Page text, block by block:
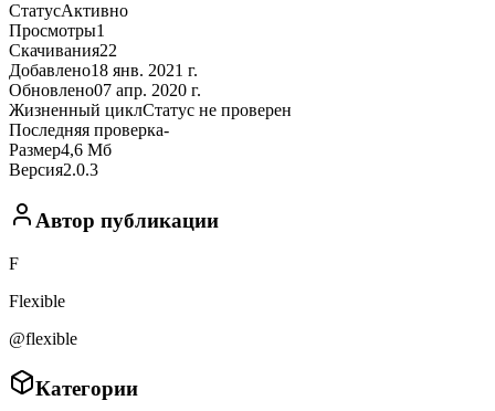
СтатусАктивно
Просмотры1
Скачивания22
Добавлено18 янв. 2021 г.
Обновлено07 апр. 2020 г.
Жизненный циклСтатус не проверен
Последняя проверка-
Размер4,6 Мб
Версия2.0.3
Автор публикации
F
Flexible
@flexible
Категории